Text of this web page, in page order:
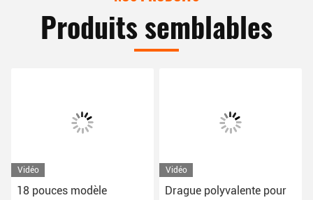
Produits semblables
Vidéo
18 pouces modèle
Vidéo
Drague polyvalente pour